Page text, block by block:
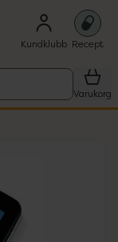
Kundklubb Recept
Varukorg